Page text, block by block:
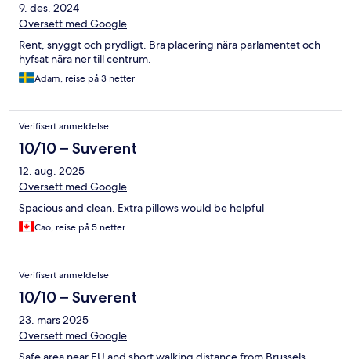
9. des. 2024
Oversett med Google
Rent, snyggt och prydligt. Bra placering nära parlamentet och
hyfsat nära ner till centrum.
Adam, reise på 3 netter
Verifisert anmeldelse
10/10 – Suverent
12. aug. 2025
Oversett med Google
Spacious and clean. Extra pillows would be helpful
Cao, reise på 5 netter
Verifisert anmeldelse
10/10 – Suverent
23. mars 2025
Oversett med Google